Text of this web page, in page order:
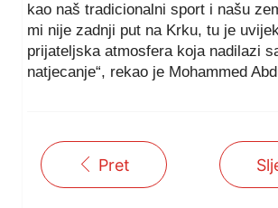
kao naš tradicionalni sport i našu
mi nije zadnji put na Krku, tu je
prijateljska atmosfera koja nadilazi
natjecanje“, rekao je Mohammed
Pret